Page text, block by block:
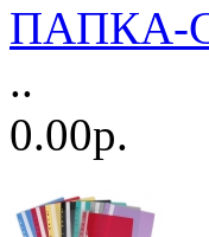
ПАПКА-
..
0.00р.